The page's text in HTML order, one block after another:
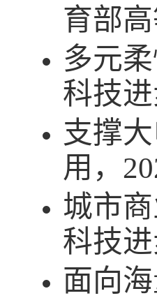
育部
多元
科技
支撑
用，
城市
科技
面向